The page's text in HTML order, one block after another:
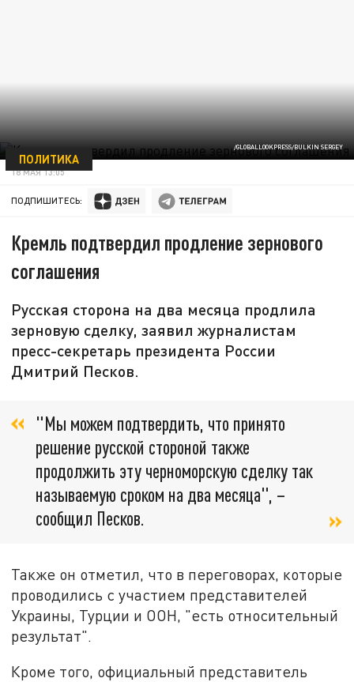
/GLOBALLOOKPRESS/BULKIN SERGEY
ПОЛИТИКА
18 МАЯ 13:05
ПОДПИШИТЕСЬ:
Кремль подтвердил продление зернового
соглашения
Русская сторона на два месяца продлила
зерновую сделку, заявил журналистам
пресс-секретарь президента России
Дмитрий Песков.
"Мы можем подтвердить, что принято
решение русской стороной также
продолжить эту черноморскую сделку так
называемую сроком на два месяца", –
сообщил Песков.
Также он отметил, что в переговорах, которые
проводились с участием представителей
Украины, Турции и ООН, "есть относительный
результат".
Кроме того, официальный представитель